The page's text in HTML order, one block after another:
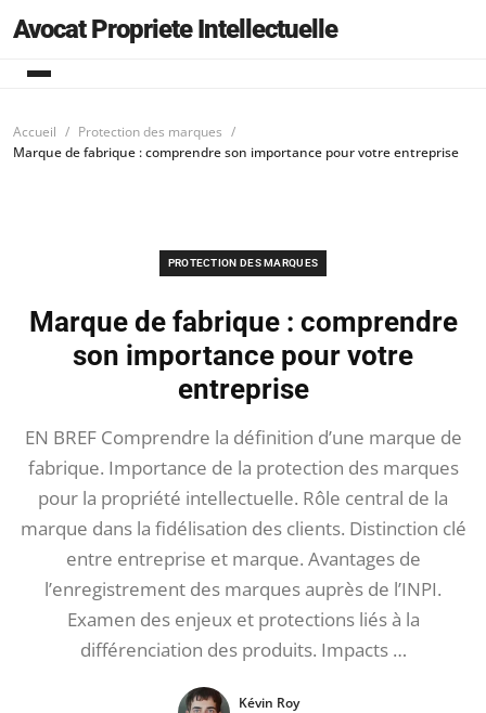
Avocat Propriete Intellectuelle
Accueil
Protection des marques
Marque de fabrique : comprendre son importance pour votre entreprise
PROTECTION DES MARQUES
Marque de fabrique : comprendre
son importance pour votre
entreprise
EN BREF Comprendre la définition d’une marque de
fabrique. Importance de la protection des marques
pour la propriété intellectuelle. Rôle central de la
marque dans la fidélisation des clients. Distinction clé
entre entreprise et marque. Avantages de
l’enregistrement des marques auprès de l’INPI.
Examen des enjeux et protections liés à la
différenciation des produits. Impacts …
Kévin Roy